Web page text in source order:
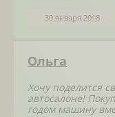
30 января 2018
Ольга
Хочу поделится
автосалоне!
годом машину